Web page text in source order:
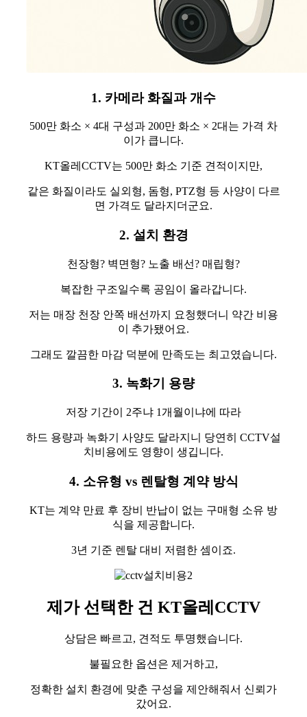
1. 카메라 화질과 개수
500만 화소 × 4대 구성과 200만 화소 × 2대는 가격 차
이가 큽니다.
KT올레CCTV는 500만 화소 기준 견적이지만,
같은 화질이라도 실외형, 돔형, PTZ형 등 사양이 다르
면 가격도 달라지더군요.
2. 설치 환경
천장형? 벽면형? 노출 배선? 매립형?
복잡한 구조일수록 공임이 올라갑니다.
저는 매장 천장 안쪽 배선까지 요청했더니 약간 비용
이 추가됐어요.
그래도 깔끔한 마감 덕분에 만족도는 최고였습니다.
3. 녹화기 용량
저장 기간이 2주냐 1개월이냐에 따라
하드 용량과 녹화기 사양도 달라지니 당연히 CCTV설
치비용에도 영향이 생깁니다.
4. 소유형 vs 렌탈형 계약 방식
KT는 계약 만료 후 장비 반납이 없는 구매형 소유 방
식을 제공합니다.
3년 기준 렌탈 대비 저렴한 셈이죠.
제가 선택한 건 KT올레CCTV
상담은 빠르고, 견적도 투명했습니다.
불필요한 옵션은 제거하고,
정확한 설치 환경에 맞춘 구성을 제안해줘서 신뢰가
갔어요.